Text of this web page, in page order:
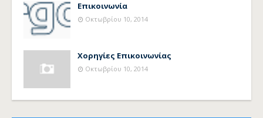
Επικοινωνία
Οκτωβρίου 10, 2014
Χορηγίες Επικοινωνίας
Οκτωβρίου 10, 2014